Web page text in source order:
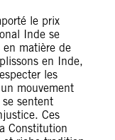
le prix
Inde se
matière de
en Inde,
les
mouvement
sentent
Ces
Constitution